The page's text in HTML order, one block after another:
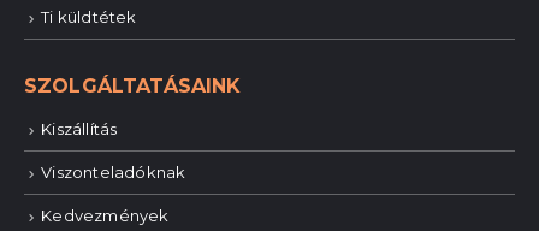
Ti küldtétek
SZOLGÁLTATÁSAINK
Kiszállítás
Viszonteladóknak
Kedvezmények